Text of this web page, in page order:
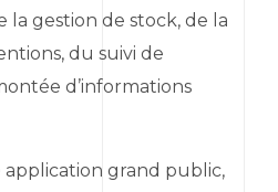
la gestion de stock, de la
du suivi de
d’informations
grand public,